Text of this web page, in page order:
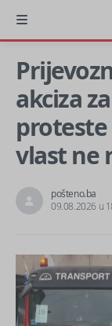
akciza
vlast ne
pošteno.ba
09.08.2026 u